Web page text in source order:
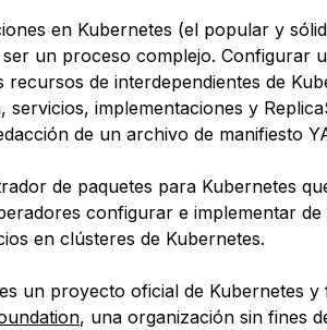
en Kubernetes (el popular y
un proceso complejo. Configurar
de interdependientes de
servicios, implementaciones y
de un archivo de manifiesto
de paquetes para Kubernetes
configurar e implementar
en clústeres de Kubernetes.
un proyecto oficial de Kubernetes
, una organización sin fines